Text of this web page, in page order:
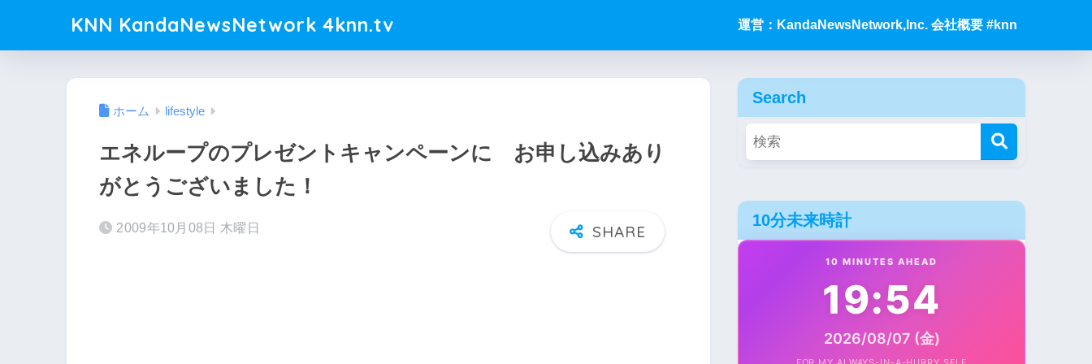
KNN KandaNewsNetwork 4knn.tv 運営：KandaNewsNetwork,Inc. 会社概要 #knn
ホーム lifestyle
エネループのプレゼントキャンペーンに お申し込みあり
がとうございました！
2009年10月08日 木曜日
Search
10分未来時計
10 MINUTES AHEAD
19:54
2026/08/07 (金)